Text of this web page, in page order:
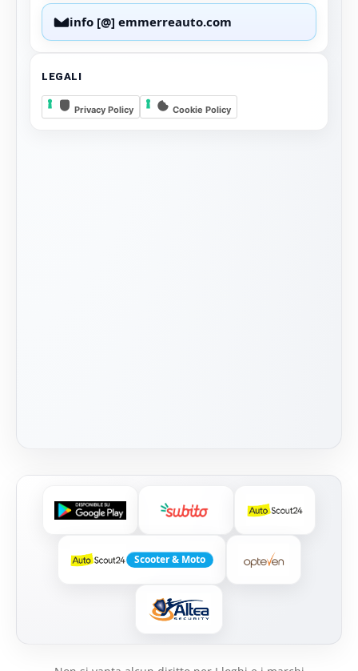
info [@] emmerreauto.com
LEGALI
Privacy Policy Cookie Policy
Scooter & Moto